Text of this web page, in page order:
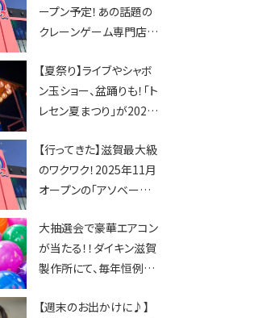
設の駐車場情報なども
要チェック★
ープン予定！あの話題の
クレーンゲーム専門店
ってくる！豊郷店に続く滋
賀2店舗目★
【夏祭り】ライブやシャボ
ン玉ショー、盆踊りも！「ト
レセン夏まつり」が2026
【行ってきた】滋賀最大級
のワクワク！2025年11月
オープンの「アソベース
レーンゲームで青果や日
用品までゲットできる新
スポット！
大抽選会で豪華エアコン
が当たる！！ダイキン滋賀
製作所にて、毎年恒例
日】
【週末のお出かけに♪】